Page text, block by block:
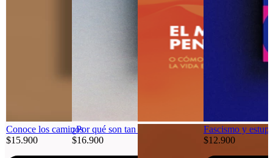
Conoce los caminos
$15.900
¿Por qué son tan lindos los caballos?
$16.900
Fascismo y
$12.900